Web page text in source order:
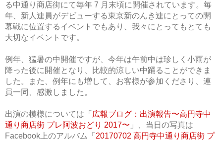
る中通り商店街にて毎年 7 月末頃に開催されています。毎
年、新人連員がデビューする東京新のんき連にとっての開
幕戦に位置するイベントでもあり、我々にとってもとても
大切なイベントです。
例年、猛暑の中開催ですが、今年は午前中は珍しく小雨が
降った後に開催となり、比較的涼しい中踊ることができま
した。また、例年にも増して、お客様が参加くださり、連
員一同、感激しました。
出演の模様については「 広報ブログ：出演報告〜高円寺中
通り商店街 プレ阿波おどり 2017〜 」、当日の写真は
Facebook上のアルバム「 20170702 高円寺中通り商店街 プ